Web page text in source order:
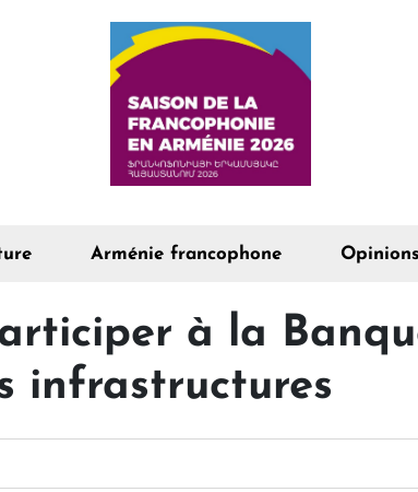
Arménie francophone Opinions
à la
infrastructures